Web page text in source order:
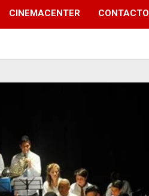
CINEMACENTER CONTACTO